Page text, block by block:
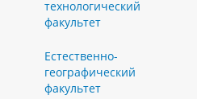
технологический
факультет
Естественно-
географический
факультет